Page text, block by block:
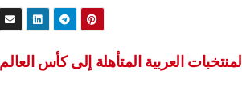
المنتخبات العربية المتأهلة إلى كأس العالم 2026: